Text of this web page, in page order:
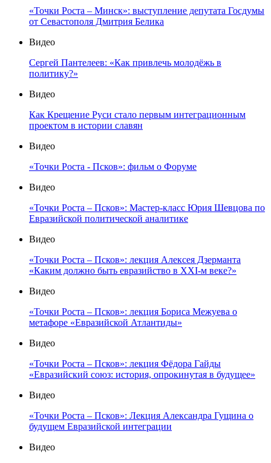
«Точки Роста – Минск»: выступление депутата Госдумы
от Севастополя Дмитрия Белика
Видео
Сергей Пантелеев: «Как привлечь молодёжь в
политику?»
Видео
Как Крещение Руси стало первым интеграционным
проектом в истории славян
Видео
«Точки Роста - Псков»: фильм о Форуме
Видео
«Точки Роста – Псков»: Мастер-класс Юрия Шевцова по
Евразийской политической аналитике
Видео
«Точки Роста – Псков»: лекция Алексея Дзерманта
«Каким должно быть евразийство в XXI-м веке?»
Видео
«Точки Роста – Псков»: лекция Бориса Межуева о
метафоре «Евразийской Атлантиды»
Видео
«Точки Роста – Псков»: лекция Фёдора Гайды
«Евразийский союз: история, опрокинутая в будущее»
Видео
«Точки Роста – Псков»: Лекция Александра Гущина о
будущем Евразийской интеграции
Видео